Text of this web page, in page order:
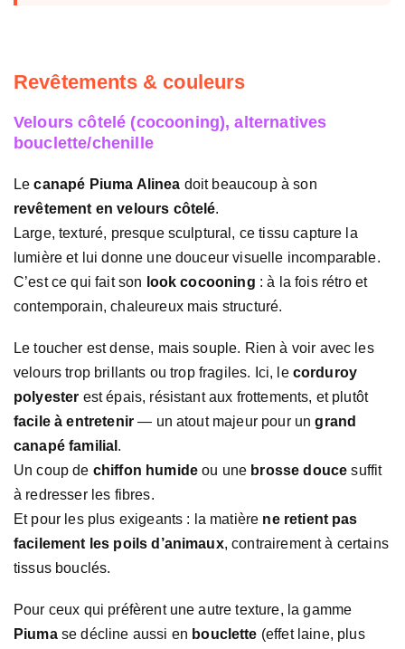
Revêtements & couleurs
Velours côtelé (cocooning), alternatives
bouclette/chenille
Lecanapé Piuma Alinea doit beaucoup à son
revêtement en velours côtelé.
Large, texturé, presque sculptural, ce tissu capture la
lumière et lui donne une douceur visuelle incomparable.
C’est ce qui fait son look cocooning : à la fois rétro et
contemporain, chaleureux mais structuré.
Le toucher est dense, mais souple. Rien à voir avec les
velours trop brillants ou trop fragiles. Ici, le corduroy
polyester est épais, résistant aux frottements, et plutôt
facile à entretenir — un atout majeur pour ungrand
canapé familial .
Un coup de chiffon humide ou une brosse douce suffit
à redresser les fibres.
Et pour les plus exigeants : la matière ne retient pas
facilement les poils d’animaux, contrairement à certains
tissus bouclés.
Pour ceux qui préfèrent une autre texture, la gamme
Piumase décline aussi en bouclette (effet laine, plus